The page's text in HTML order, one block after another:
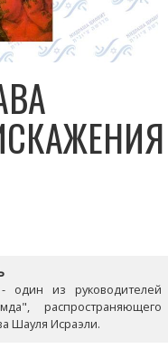
один из руководителей
распространяющего
Шауля Исраэли.